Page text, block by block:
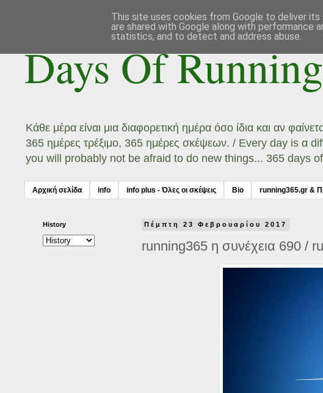
Days Of
Κάθε μέρα είναι μια διαφορετική ημέρα όσο ίδια και αν
365 ημέρες τρέξιμο, 365 ημέρες σκέψεων. / Every day is
you will probably not be afraid to do new things... 365 days
Αρχική σελίδα info info plus - Όλες οι σκέψεις Bio running365.gr &
Πέμπτη 23 Φεβρουαρίου 2017
running365 η συνέχεια 690 /
History
This site uses cookies from Google to deliver
are shared with Google along with performance
statistics, and to detect and address abuse.